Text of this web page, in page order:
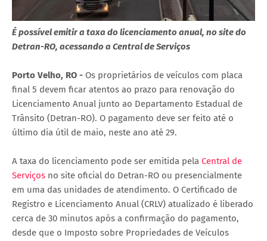
É possível emitir a taxa do licenciamento anual, no site do
Detran-RO, acessando a Central de Serviços
Porto Velho, RO - Os proprietários de veículos com placa
final 5 devem ficar atentos ao prazo para renovação do
Licenciamento Anual junto ao Departamento Estadual de
Trânsito (Detran-RO). O pagamento deve ser feito até o
último dia útil de maio, neste ano até 29.
A taxa do licenciamento pode ser emitida pela Central de
Serviços no site oficial do Detran-RO ou presencialmente
em uma das unidades de atendimento. O Certificado de
Registro e Licenciamento Anual (CRLV) atualizado é liberado
cerca de 30 minutos após a confirmação do pagamento,
desde que o Imposto sobre Propriedades de Veículos